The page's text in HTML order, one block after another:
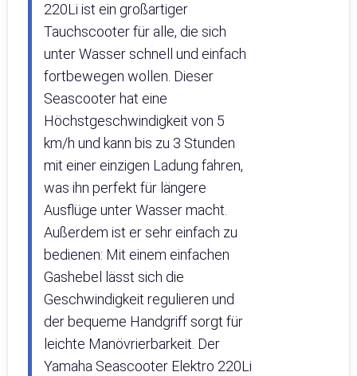
220Li ist ein großartiger
Tauchscooter für alle, die sich
unter Wasser schnell und einfach
fortbewegen wollen. Dieser
Seascooter hat eine
Höchstgeschwindigkeit von 5
km/h und kann bis zu 3 Stunden
mit einer einzigen Ladung fahren,
was ihn perfekt für längere
Ausflüge unter Wasser macht.
Außerdem ist er sehr einfach zu
bedienen: Mit einem einfachen
Gashebel lässt sich die
Geschwindigkeit regulieren und
der bequeme Handgriff sorgt für
leichte Manövrierbarkeit. Der
Yamaha Seascooter Elektro 220Li